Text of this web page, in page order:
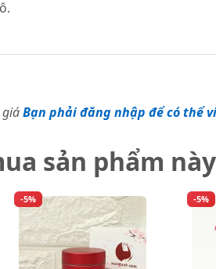
Bạn phải đăng nhập để có thể
sản phẩm
-5% -5%